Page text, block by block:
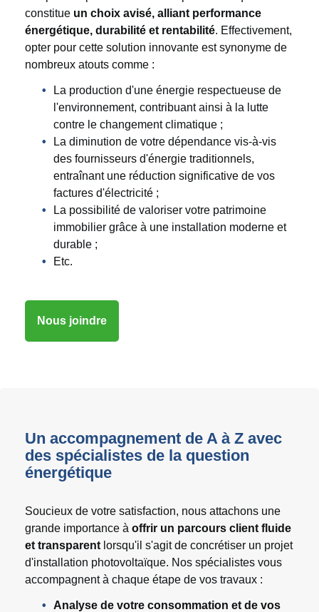
constitue un choix avisé, alliant performance
énergétique, durabilité et rentabilité. Effectivement,
opter pour cette solution innovante est synonyme de
nombreux atouts comme :
La production d'une énergie respectueuse de
l'environnement, contribuant ainsi à la lutte
contre le changement climatique ;
La diminution de votre dépendance vis-à-vis
des fournisseurs d'énergie traditionnels,
entraînant une réduction significative de vos
factures d'électricité ;
La possibilité de valoriser votre patrimoine
immobilier grâce à une installation moderne et
durable ;
Etc.
Nous joindre
Un accompagnement de A à Z avec
des spécialistes de la question
énergétique
Soucieux de votre satisfaction, nous attachons une
grande importance à offrir un parcours client fluide
et transparent lorsqu'il s'agit de concrétiser un projet
d'installation photovoltaïque. Nos spécialistes vous
accompagnent à chaque étape de vos travaux :
Analyse de votre consommation et de vos